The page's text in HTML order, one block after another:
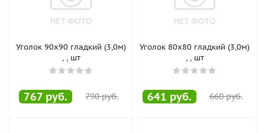
Уголок 90х90 гладкий (3,0м)
, , шт
767 руб. 790руб.
Уголок 80х80 гладкий (3,0м)
, , шт
641 руб. 660руб.